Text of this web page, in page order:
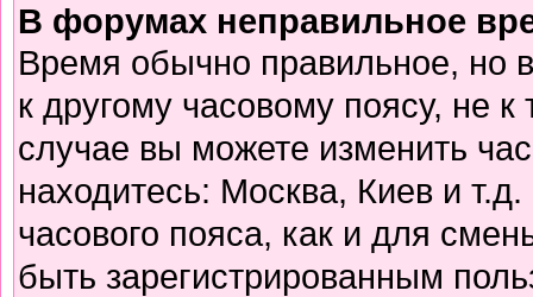
В форумах неправильное
Время обычно правильное, но
к другому часовому поясу, не
случае вы можете изменить
находитесь: Москва, Киев и
часового пояса, как и для
быть зарегистрированным